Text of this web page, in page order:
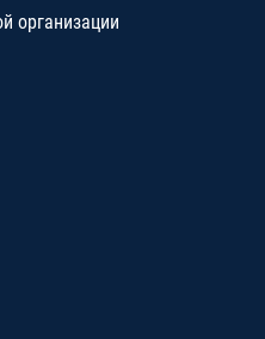
организации